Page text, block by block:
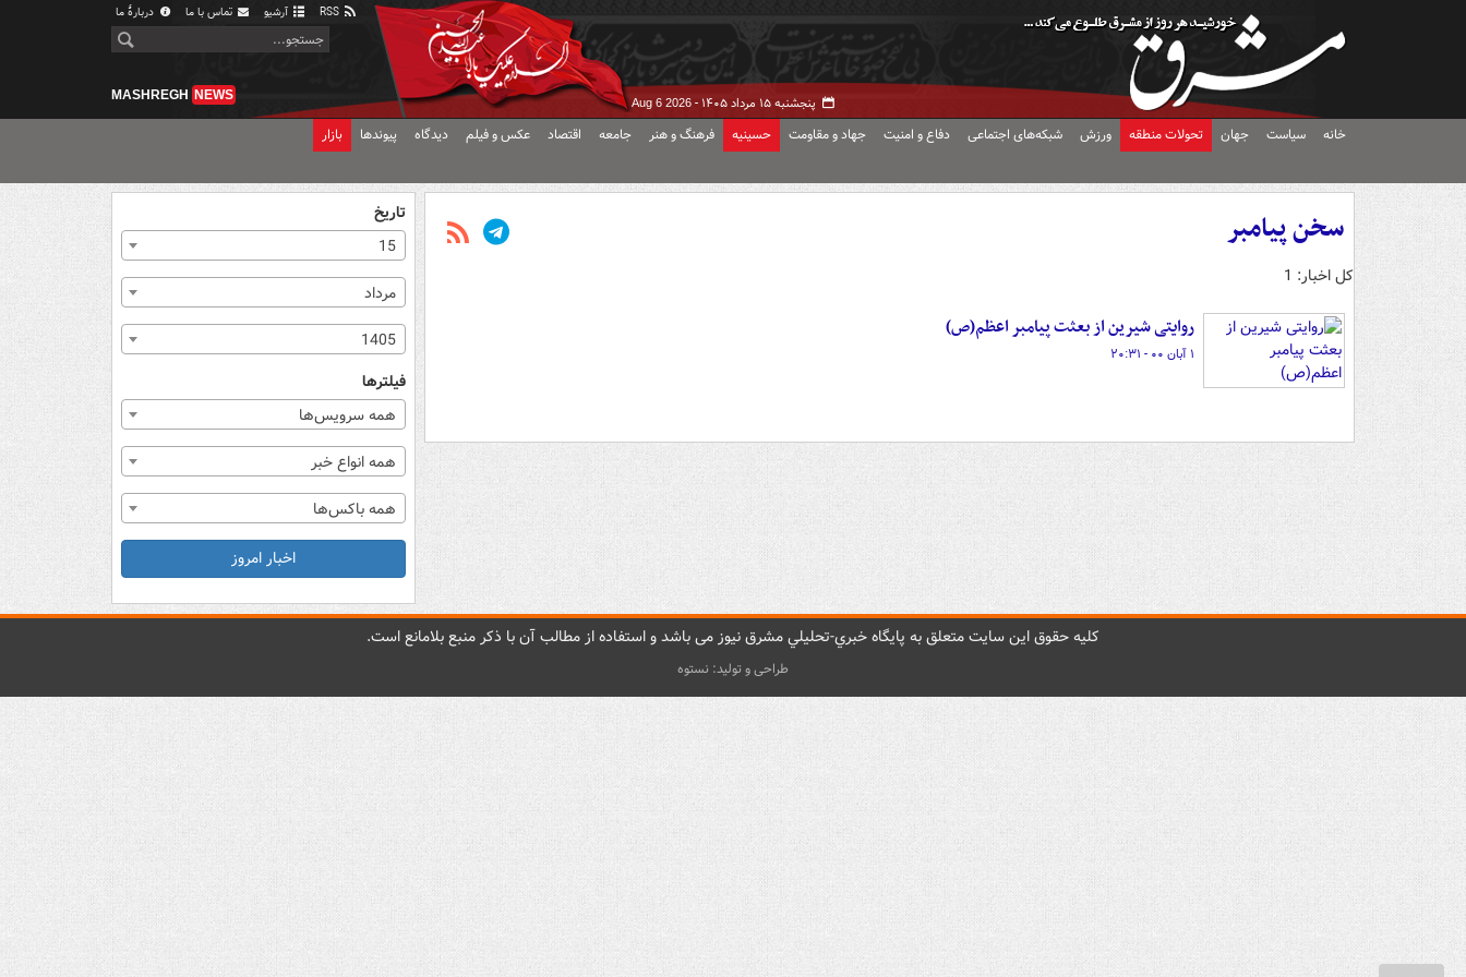
آرشیو تماس با ما دربارهٔ ما
پنجشنبه ۱۵ مرداد ۱۴۰۵ - Aug 6 2026
MASHREGH NEWS
خانه سیاست جهان تحولات منطقه ورزش شبکه‌های اجتماعی دفاع و امنیت جهاد و مقاومت حسینیه فرهنگ و هنر جامعه اقتصاد عکس و فیلم دیدگاه پیوندها بازار
سخن پیامبر
کل اخبار: 1
روایتی شیرین از بعثت پیامبر اعظم(ص)
۱ آبان ۰۰ - ۲۰:۳۱
تاریخ
15
مرداد
1405
فیلترها
همه سرویس‌ها
همه انواع خبر
همه باکس‌ها
اخبار امروز
کليه حقوق اين سايت متعلق به پایگاه خبري-تحليلي مشرق نيوز می باشد و استفاده از مطالب آن با ذکر منبع بلامانع است.
طراحی و تولید: نستوه